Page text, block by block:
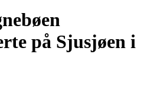
på Sjusjøen i